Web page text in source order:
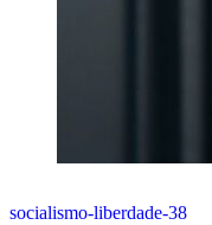
socialismo-liberdade-38